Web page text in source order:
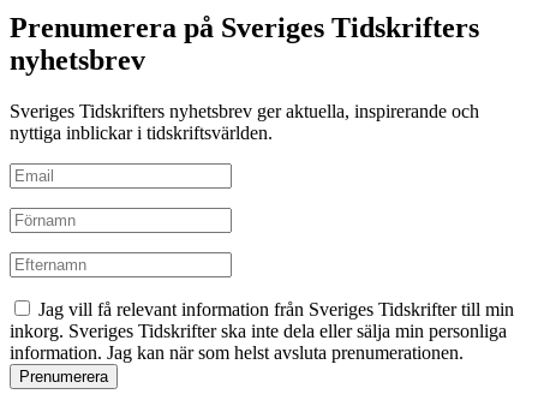
Prenumerera på Sveriges Tidskrifters
nyhetsbrev
Sveriges Tidskrifters nyhetsbrev ger aktuella, inspirerande och
nyttiga inblickar i tidskriftsvärlden.
Jag vill få relevant information från Sveriges Tidskrifter till min
inkorg. Sveriges Tidskrifter ska inte dela eller sälja min personliga
information. Jag kan när som helst avsluta prenumerationen.